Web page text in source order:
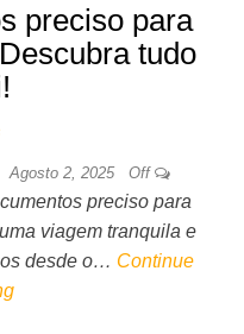
preciso para
tudo
Agosto 2, 2025 Off
preciso para
viagem tranquila e
desde o… Continue